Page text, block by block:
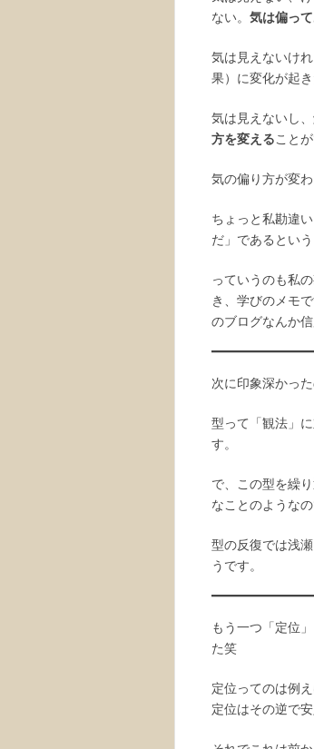
ない。 気は偏っ
気は見えないけ
果）に変化が起
気は見えないし
方を変えることが
気の偏り方が変
ちょっと私勘違
だ」であるとい
っていうのも私
き、学びのメモ
のブログなんか
次に印象深かっ
型って「観法」
す。
で、この型を繰
なことのような
型の反復では浅
うです。
もう一つ「定位
た笑
定位ってのは例
定位はその逆で